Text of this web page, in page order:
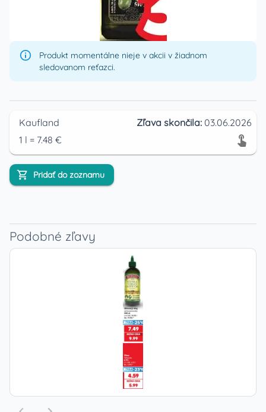
Produkt momentálne nieje v akcii v žiadnom
sledovanom reťazci.
Kaufland Zľava skončila: 03.06.2026
1 l = 7.48 €
Pridať do zoznamu
Podobné zľavy